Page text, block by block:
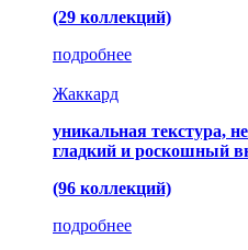
(29 коллекций)
подробнее
Жаккард
уникальная текстура,
гладкий и роскошный
(96 коллекций)
подробнее